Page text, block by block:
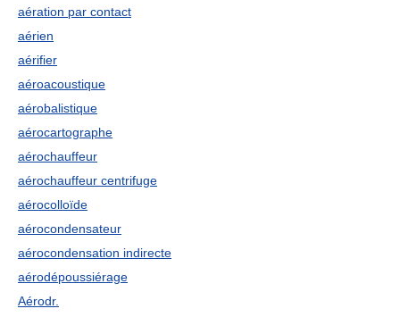
aération par contact
aérien
aérifier
aéroacoustique
aérobalistique
aérocartographe
aérochauffeur
aérochauffeur centrifuge
aérocolloïde
aérocondensateur
aérocondensation indirecte
aérodépoussiérage
Aérodr.